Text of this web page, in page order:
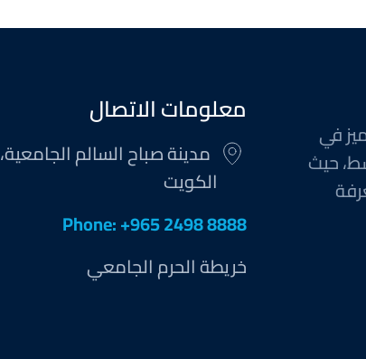
في
حيث
معلومات الاتصال
مدينة صباح السالم الجامعية،
الكويت
Phone: +965 2498 8888
خريطة الحرم الجامعي